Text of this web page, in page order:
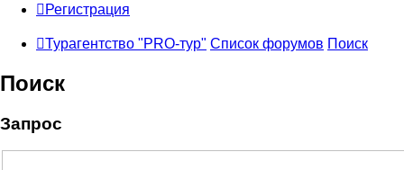
Регистрация
Турагентство "PRO-тур" Список форумов Поиск
Поиск
Запрос